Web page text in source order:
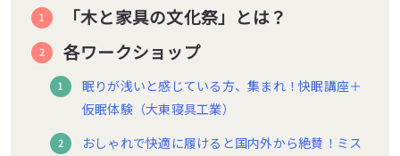
「木と家具の文化祭」とは？
各ワークショップ
眠りが浅いと感じている方、集まれ！快眠講座＋
仮眠体験（大東寝具工業）
おしゃれで快適に履けると国内外から絶賛！ミス